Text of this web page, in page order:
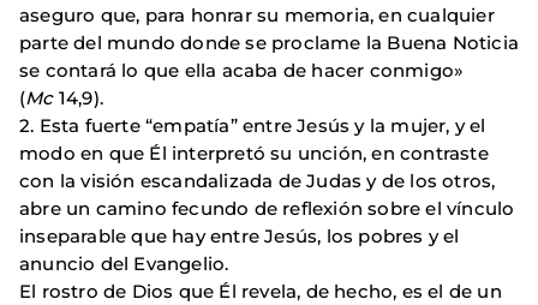
aseguro que, para honrar su memoria, en cualquier
parte del mundo donde se proclame la Buena Noticia
se contará lo que ella acaba de hacer conmigo»
(Mc14,9).
2. Esta fuerte “empatía” entre Jesús y la mujer, y el
modo en que Él interpretó su unción, en contraste
con la visión escandalizada de Judas y de los otros,
abre un camino fecundo de reflexión sobre el vínculo
inseparable que hay entre Jesús, los pobres y el
anuncio del Evangelio.
El rostro de Dios que Él revela, de hecho, es el de un